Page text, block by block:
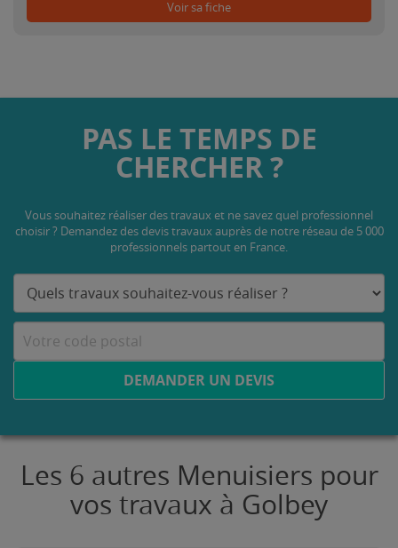
Voir sa fiche
PAS LE TEMPS DE
CHERCHER ?
Vous souhaitez réaliser des travaux et ne savez quel professionnel
choisir ? Demandez des devis travaux auprès de notre réseau de 5 000
professionnels partout en France.
DEMANDER UN DEVIS
Les 6 autres Menuisiers pour
vos travaux à Golbey